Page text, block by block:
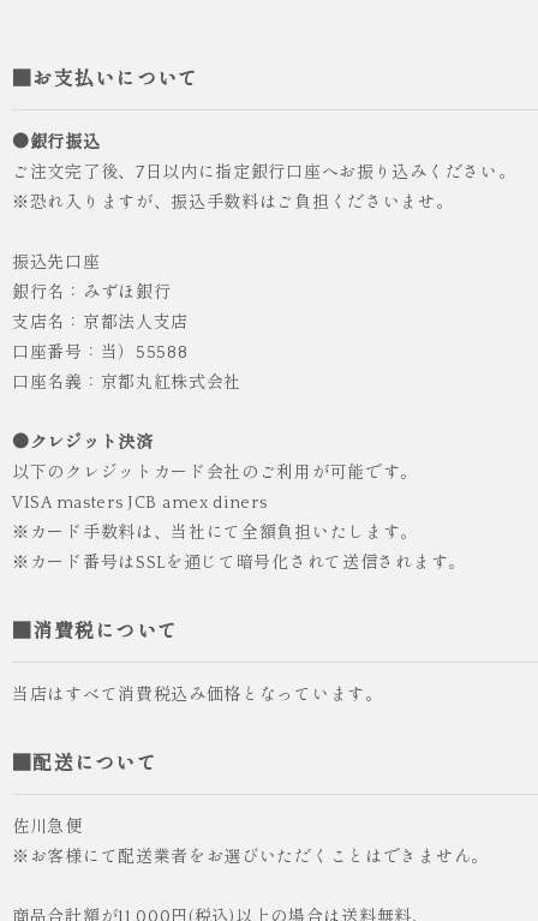
■お支払いについて
●銀行振込
ご注文完了後、7日以内に指定銀行口座へお振り込みください。
※恐れ入りますが、振込手数料はご負担くださいませ。
振込先口座
銀行名：みずほ銀行
支店名：京都法人支店
口座番号：当）55588
口座名義：京都丸紅株式会社
●クレジット決済
以下のクレジットカード会社のご利用が可能です。
VISA masters JCB amex diners
※カード手数料は、当社にて全額負担いたします。
※カード番号はSSLを通じて暗号化されて送信されます。
■消費税について
当店はすべて消費税込み価格となっています。
■配送について
佐川急便
※お客様にて配送業者をお選びいただくことはできません。